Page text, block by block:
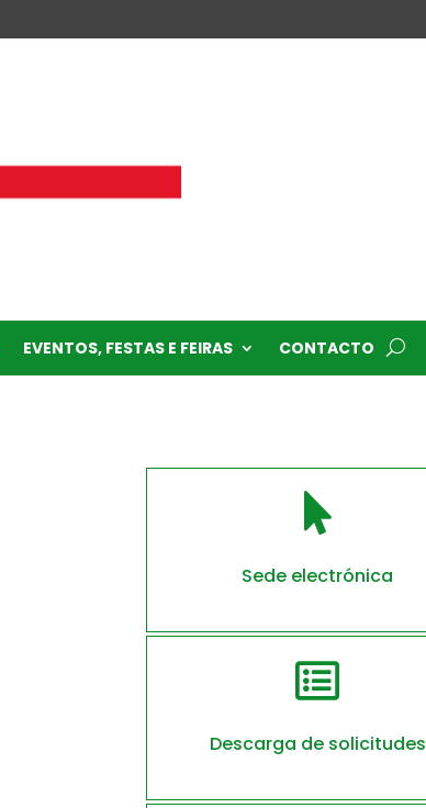
EVENTOS, FESTAS E FEIRAS CONTACTO

Sede electrónica

Descarga de solicitudes